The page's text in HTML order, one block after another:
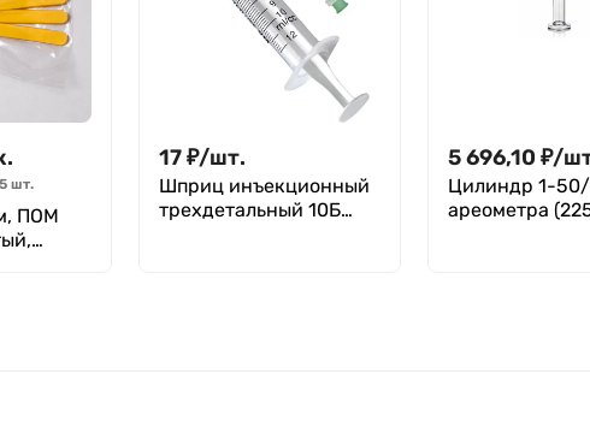
5 шт.
ПОМ
17 ₽/шт.
Шприц инъекционный
трехдетальный 10Б
5 696,10 ₽/
Цилиндр 1-
ареометра